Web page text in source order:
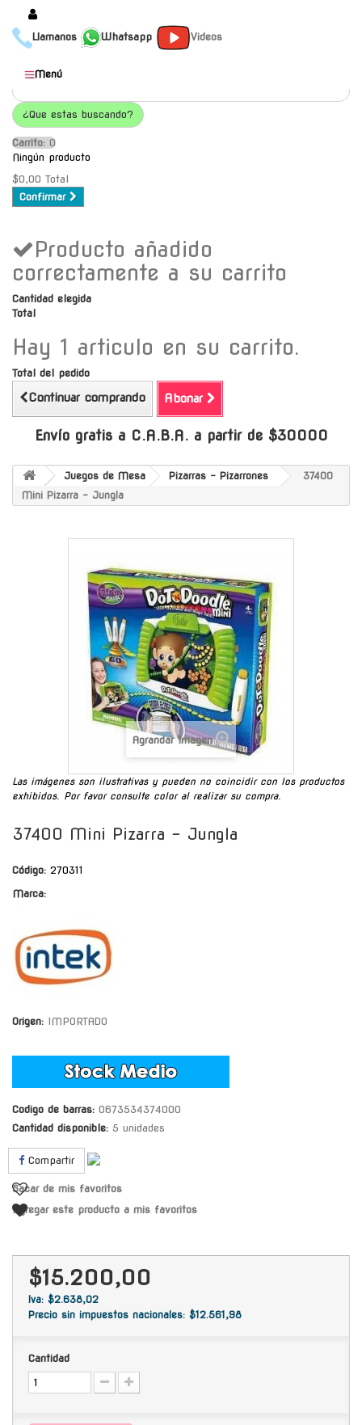
Llamanos Whatsapp Videos
Productos
Populares
Categorías
Marcas
Mayoristas
Contacto
Envío gratis a C.A.B.A. a
partir de $30000
Menú
¿Que estas buscando?
Carrito: O
Ningún producto
$0,00 Total
Confirmar
Producto añadido
correctamente a su carrito
Cantidad elegida
Total
Hay 1 articulo en su carrito.
Total del pedido
Continuar comprando Abonar
Envío gratis a C.A.B.A. a partir de $30000
Juegos de Mesa Pizarras - Pizarrones
37400
Mini Pizarra - Jungla
Agrandar Imagen
Las imágenes son ilustrativas y pueden no coincidir con los productos
exhibidos. Por favor consulte color al realizar su compra.
37400 Mini Pizarra - Jungla
Código: 270311
Marca:
Origen: IMPORTADO
Codigo de barras: 0673534374000
Cantidad disponible: 5 unidades
Compartir
Sacar de mis favoritos
Agregar este producto a mis favoritos
$15.200,00
Iva: $2.638,02
Precio sin impuestos nacionales: $12.561,98
Cantidad